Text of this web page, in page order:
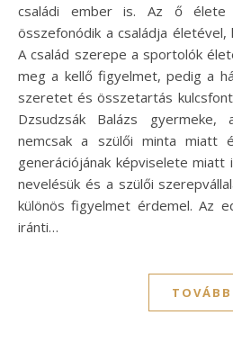
családi ember is. Az ő élete
összefonódik a családja életével,
A család szerepe a sportolók
meg a kellő figyelmet, pedig a
szeretet és összetartás
Dzsudzsák Balázs gyermeke,
nemcsak a szülői minta miatt
generációjának képviselete miatt
nevelésük és a szülői
különös figyelmet érdemel. Az
iránti…
TOVÁBB